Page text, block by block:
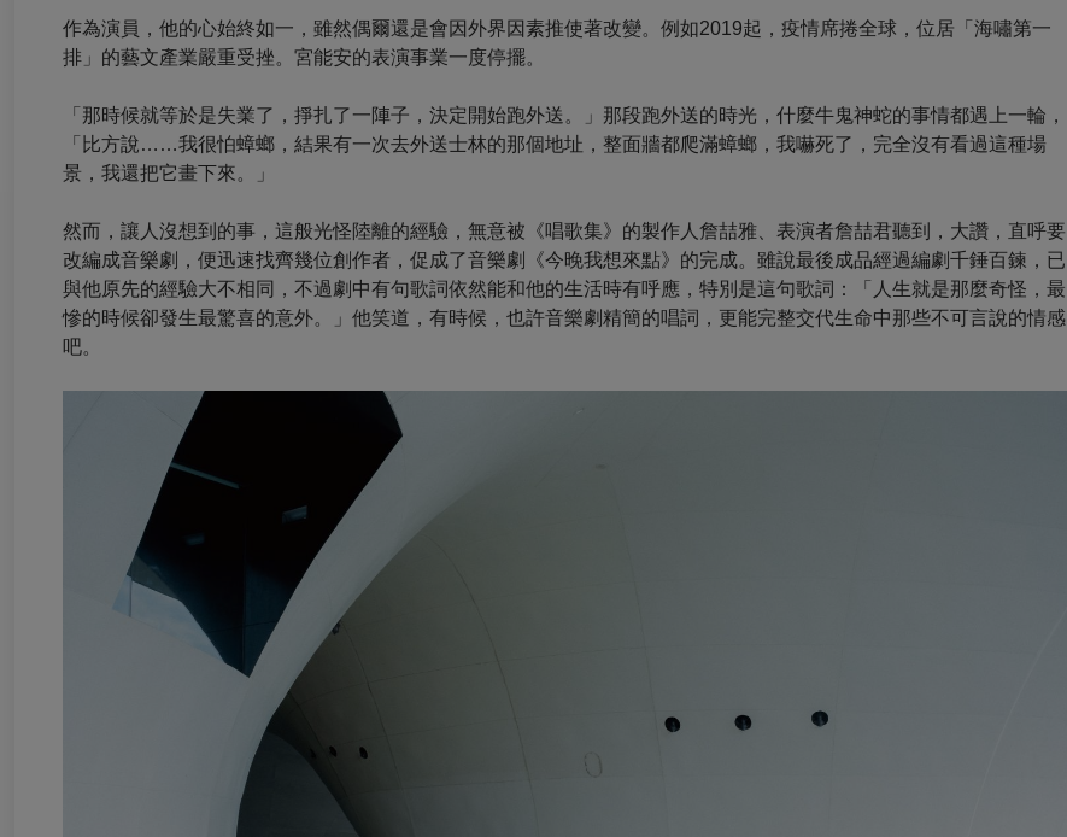
作為演員，他的心始終如一，雖然偶爾還是會因外界因素推使著改變。例如2019起，疫情席捲全球，位居「海嘯第一
排」的藝文產業嚴重受挫。宮能安的表演事業一度停擺。
「那時候就等於是失業了，掙扎了一陣子，決定開始跑外送。」那段跑外送的時光，什麼牛鬼神蛇的事情都遇上一輪，
「比方說……我很怕蟑螂，結果有一次去外送士林的那個地址，整面牆都爬滿蟑螂，我嚇死了，完全沒有看過這種場
景，我還把它畫下來。」
然而，讓人沒想到的事，這般光怪陸離的經驗，無意被《唱歌集》的製作人詹喆雅、表演者詹喆君聽到，大讚，直呼要
改編成音樂劇，便迅速找齊幾位創作者，促成了音樂劇《今晚我想來點》的完成。雖說最後成品經過編劇千錘百鍊，已
與他原先的經驗大不相同，不過劇中有句歌詞依然能和他的生活時有呼應，特別是這句歌詞：「人生就是那麼奇怪，最
慘的時候卻發生最驚喜的意外。」他笑道，有時候，也許音樂劇精簡的唱詞，更能完整交代生命中那些不可言說的情感
吧。